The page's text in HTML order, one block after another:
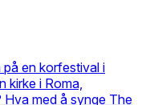
en korfestival i
kirke i Roma,
Hva med å synge The